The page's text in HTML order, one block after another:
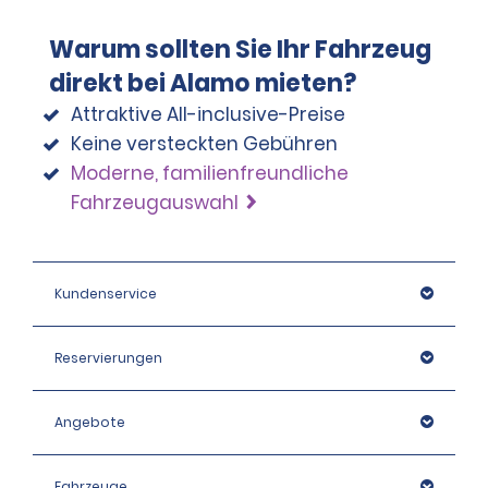
Ohne ausgewählte oder enthaltene
Kaskoversicherung, Haftungsbeschränkung (CDWTP),
Reduzierte Selbstbeteiligung oder Schutz ohne
Selbstbeteiligung: Mietbetrag plus 5.000,00 EUR
Kaution.
Warum sollten Sie Ihr Fahrzeug
direkt bei Alamo mieten?
Attraktive All-inclusive-Preise
Keine versteckten Gebühren
Moderne, familienfreundliche
Fahrzeugauswahl
Kundenservice
Reservierungen
Angebote